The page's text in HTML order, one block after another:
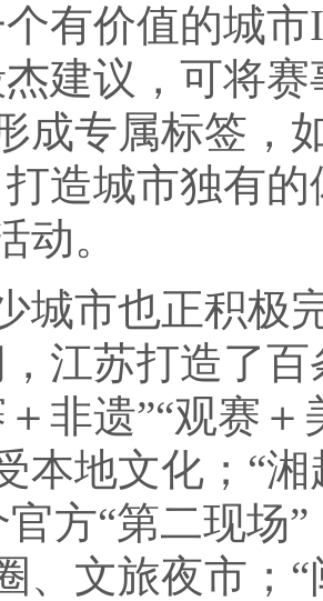
价值的城市
建议，可将
成专属标签，
造城市独有
动。
市也正积极完
，江苏打造了
非遗”“观赛
本地文化；“
官方“第二现场
、文旅夜市；